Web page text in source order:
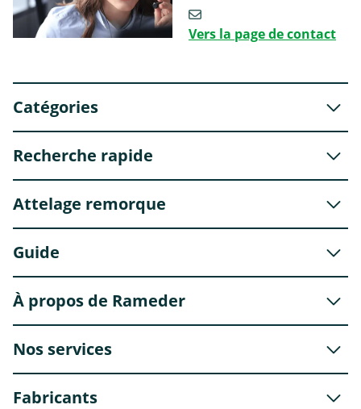
Vers la page de contact
Catégories
Recherche rapide
Attelage remorque
Guide
À propos de Rameder
Nos services
Fabricants